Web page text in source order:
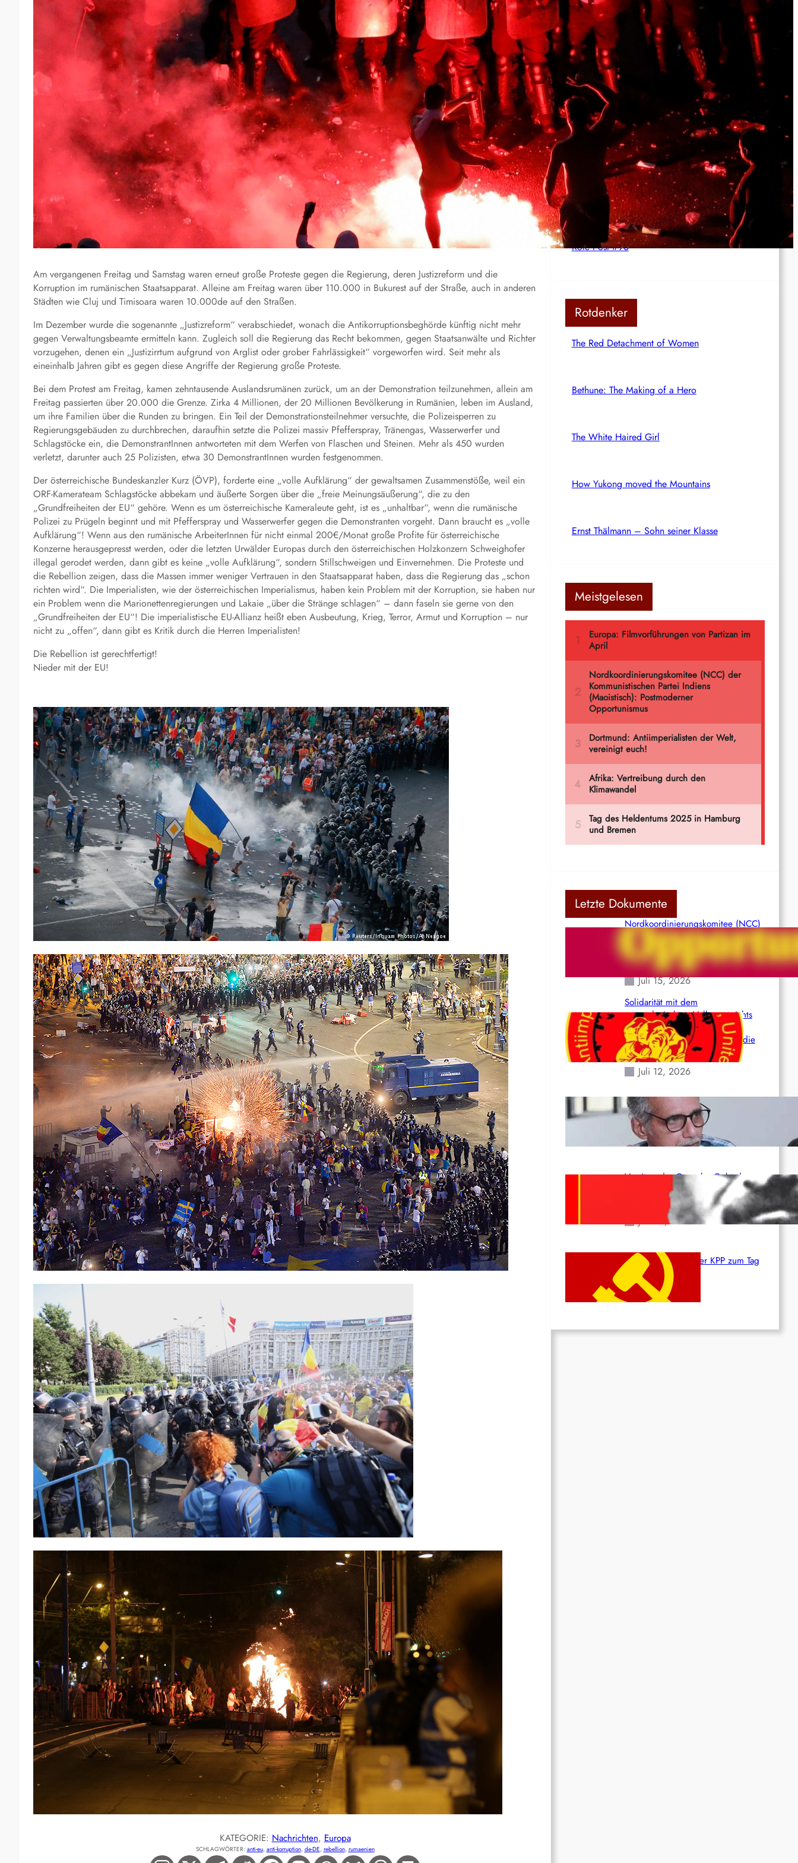
Am vergangenen Freitag und Samstag waren erneut große Proteste gegen die Regierung, deren Justizreform und die
Korruption im rumänischen Staatsapparat. Alleine am Freitag waren über 110.000 in Bukurest auf der Straße, auch in anderen
Städten wie Cluj und Timisoara waren 10.000de auf den Straßen.
Im Dezember wurde die sogenannte „Justizreform“ verabschiedet, wonach die Antikorruptionsbeghörde künftig nicht mehr
gegen Verwaltungsbeamte ermitteln kann. Zugleich soll die Regierung das Recht bekommen, gegen Staatsanwälte und Richter
vorzugehen, denen ein „Justizirrtum aufgrund von Arglist oder grober Fahrlässigkeit“ vorgeworfen wird. Seit mehr als
eineinhalb Jahren gibt es gegen diese Angriffe der Regierung große Proteste.
Bei dem Protest am Freitag, kamen zehntausende Auslandsrumänen zurück, um an der Demonstration teilzunehmen, allein am
Freitag passierten über 20.000 die Grenze. Zirka 4 Millionen, der 20 Millionen Bevölkerung in Rumänien, leben im Ausland,
um ihre Familien über die Runden zu bringen. Ein Teil der Demonstrationsteilnehmer versuchte, die Polizeisperren zu
Regierungsgebäuden zu durchbrechen, daraufhin setzte die Polizei massiv Pfefferspray, Tränengas, Wasserwerfer und
Schlagstöcke ein, die DemonstrantInnen antworteten mit dem Werfen von Flaschen und Steinen. Mehr als 450 wurden
verletzt, darunter auch 25 Polizisten, etwa 30 DemonstrantInnen wurden festgenommen.
Der österreichische Bundeskanzler Kurz (ÖVP), forderte eine „volle Aufklärung“ der gewaltsamen Zusammenstöße, weil ein
ORF-Kamerateam Schlagstöcke abbekam und äußerte Sorgen über die „freie Meinungsäußerung“, die zu den
„Grundfreiheiten der EU“ gehöre. Wenn es um österreichische Kameraleute geht, ist es „unhaltbar“, wenn die rumänische
Polizei zu Prügeln beginnt und mit Pfefferspray und Wasserwerfer gegen die Demonstranten vorgeht. Dann braucht es „volle
Aufklärung“! Wenn aus den rumänische ArbeiterInnen für nicht einmal 200€/Monat große Profite für österreichische
Konzerne herausgepresst werden, oder die letzten Urwälder Europas durch den österreichischen Holzkonzern Schweighofer
illegal gerodet werden, dann gibt es keine „volle Aufklärung“, sondern Stillschweigen und Einvernehmen. Die Proteste und
die Rebellion zeigen, dass die Massen immer weniger Vertrauen in den Staatsapparat haben, dass die Regierung das „schon
richten wird“. Die Imperialisten, wie der österreichischen Imperialismus, haben kein Problem mit der Korruption, sie haben nur
ein Problem wenn die Marionettenregierungen und Lakaie „über die Stränge schlagen“ – dann faseln sie gerne von den
„Grundfreiheiten der EU“! Die imperialistische EU-Allianz heißt eben Ausbeutung, Krieg, Terror, Armut und Korruption – nur
nicht zu „offen“, dann gibt es Kritik durch die Herren Imperialisten!
Die Rebellion ist gerechtfertigt!
Nieder mit der EU!
KATEGORIE: Nachrichten, Europa
SCHLAGWÖRTER: anti-eu, anti-korruption, de-DE, rebellion, rumaenien
Syrien: Der kurdische Journalist Ahmet Polad
ist seit 200 Tagen in Haft – die Solidarität
wächst
International: Aufruf zu einer
Solidaritätswoche mit anarchistischen
Gefangenen vom 23. bis 30. August 2026
Deutschland: Der Inlandsgeheimdienst ermittelt
gegen „Prosfygika“
Rote Post #96
Rotdenker
The Red Detachment of Women
Bethune: The Making of a Hero
The White Haired Girl
How Yukong moved the Mountains
Ernst Thälmann – Sohn seiner Klasse
Meistgelesen
Letzte Dokumente
Nordkoordinierungskomitee (NCC)
der Kommunistischen Partei Indiens
(Maoistisch): Postmoderner
Opportunismus
Juli 15, 2026
Solidarität mit dem
venezolanischem Volk angesichts
der verlorenen Leben und der
katastrophalen Situation durch die
Erdbeben des 24. Juni!
Juli 12, 2026
Indien: „Die Politik der
Kapitulation“ von K. Murali (Ajith)
Juli 1, 2026
Vorsitzender Gonzalo: Gebt das
Leben für die Partei und die
Juni 19, 2026
Beschluss des ZK der KPP zum Tag
des Heldentums
Juni 19, 2026